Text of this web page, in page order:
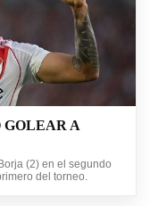
GOLEAR A
(2) en el segundo
del torneo.